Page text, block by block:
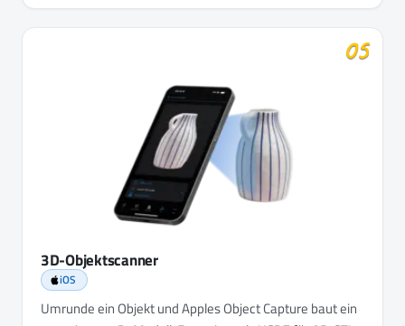
05
3D-Objektscanner
iOS
Umrunde ein Objekt und Apples Object Capture baut ein